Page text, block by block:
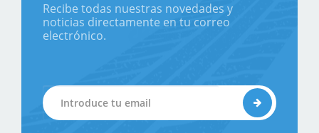
Recibe todas nuestras novedades y
noticias directamente en tu correo
electrónico.